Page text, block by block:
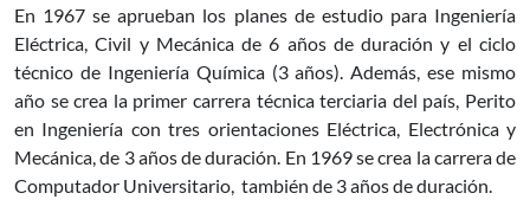
En 1967 se aprueban los planes de estudio para Ingeniería
Eléctrica, Civil y Mecánica de 6 años de duración y el ciclo
técnico de Ingeniería Química (3 años). Además, ese mismo
año se crea la primer carrera técnica terciaria del país, Perito
en Ingeniería con tres orientaciones Eléctrica, Electrónica y
Mecánica, de 3 años de duración. En 1969 se crea la carrera de
Computador Universitario, también de 3 años de duración.